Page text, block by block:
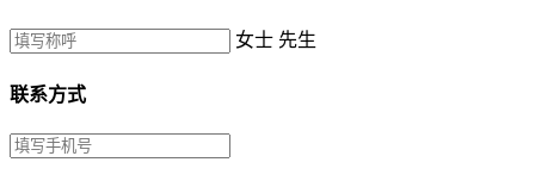
女士 先生
联系方式